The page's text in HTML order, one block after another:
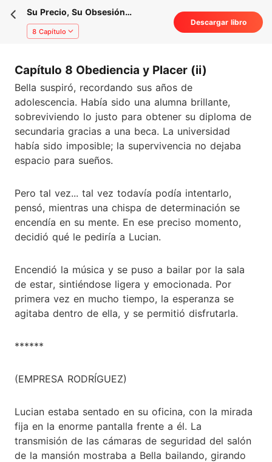
Su Precio, Su Obsesión
(Romance erótico con
multimillonario / Romance
8 Capítulo
Descargar libro
Capítulo 8 Obediencia y Placer (ii)
Bella suspiró, recordando sus años de
adolescencia. Había sido una alumna brillante,
sobreviviendo lo justo para obtener su diploma de
secundaria gracias a una beca. La universidad
había sido imposible; la supervivencia no dejaba
espacio para sueños.
Pero tal vez... tal vez todavía podía intentarlo,
pensó, mientras una chispa de determinación se
encendía en su mente. En ese preciso momento,
decidió qué le pediría a Lucian.
Encendió la música y se puso a bailar por la sala
de estar, sintiéndose ligera y emocionada. Por
primera vez en mucho tiempo, la esperanza se
agitaba dentro de ella, y se permitió disfrutarla.
******
(EMPRESA RODRÍGUEZ)
Lucian estaba sentado en su oficina, con la mirada
fija en la enorme pantalla frente a él. La
transmisión de las cámaras de seguridad del salón
de la mansión mostraba a Bella bailando, girando